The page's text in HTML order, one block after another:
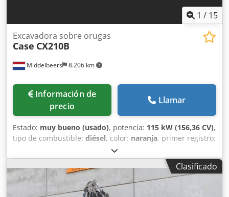
1 / 15
Middelbeers 8.206 km
Excavadora sobre orugas
Case CX210B
Información de
precio
Llamar
Estado: muy bueno (usado), potencia: 115 kW (156,36 CV),
tipo de combustible: diésel, color: naranja, primer registro:
, Año de fabricación:2012
funcionamiento:15.109 h, Información general Año del
modelo: 2012 Número de serie: DCH210R5NCEAH2500
Información técnica Número de cilindros: 4 Peso en vacío:
22.600 kg Funcionalidad Anchura de trabajo: 300 cm
Clasificado